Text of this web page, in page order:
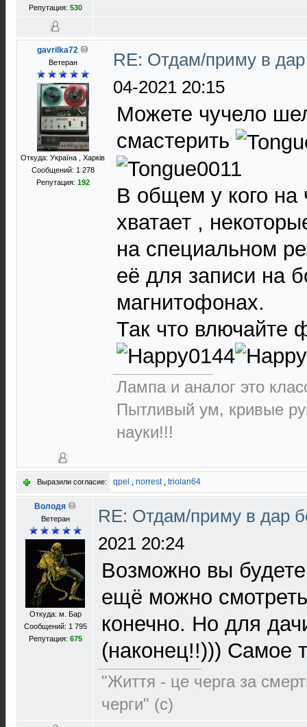
Репутация: 530
gavrilka72
Ветеран
Откуда: Україна , Харків
Сообщений: 1 278
Репутация: 192
RE: Отдам/приму в
04-2021 20:15
Можете чучело
смастерить
В общем у кого на
хватает ,
на специальном
её для записи на
магнитофонах.
Так что влючайте
Лампа и аналог это
Пытливый ум, кривые
науки!!!
Выразили согласие: qpel , norrest, triolan64
Володя
Ветеран
Откуда: м. Бар
Сообщений: 1 795
Репутация: 675
RE: Отдам/приму в дар
2021 20:24
Возможно вы
ещё можно
конечно. Но для
(наконец!!))) Самое
"Життя - це черга за
черги" (с)